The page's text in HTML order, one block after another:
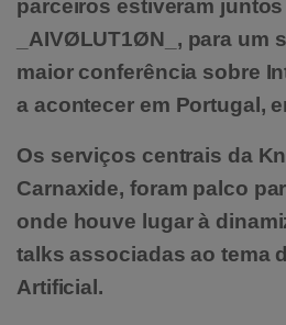
parceiros estiveram
_AIVØLUT1ØN_, para um
maior conferência sobre
a acontecer em Portugal,
Os serviços centrais da
Carnaxide, foram palco
onde houve lugar à
talks associadas ao tema
Artificial.